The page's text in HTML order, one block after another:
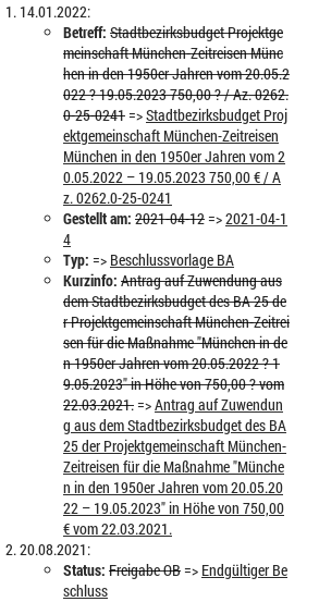
14.01.2022:
Betreff: Stadtbezirksbudget Projektge
meinschaft München-Zeitreisen Münc
hen in den 1950er Jahren vom 20.05.2
022 ? 19.05.2023 750,00 ? / Az. 0262.
0-25-0241=>Stadtbezirksbudget Proj
ektgemeinschaft München-Zeitreisen
München in den 1950er Jahren vom 2
0.05.2022 – 19.05.2023 750,00 € / A
z. 0262.0-25-0241
Gestellt am: 2021-04-12=>2021-04-1
4
Typ: => Beschlussvorlage BA
Kurzinfo: Antrag auf Zuwendung aus
dem Stadtbezirksbudget des BA 25 de
r Projektgemeinschaft München-Zeitrei
sen für die Maßnahme "München in de
n 1950er Jahren vom 20.05.2022 ? 1
9.05.2023" in Höhe von 750,00 ? vom
22.03.2021.=>Antrag auf Zuwendun
g aus dem Stadtbezirksbudget des BA
25 der Projektgemeinschaft München-
Zeitreisen für die Maßnahme "Münche
n in den 1950er Jahren vom 20.05.20
22 – 19.05.2023" in Höhe von 750,00
€ vom 22.03.2021.
20.08.2021:
Status: Freigabe OB=> Endgültiger Be
schluss